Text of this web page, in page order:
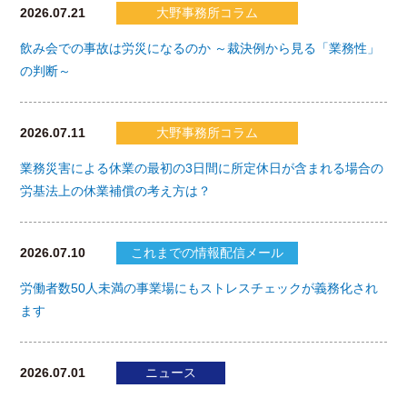
2026.07.21 大野事務所コラム
飲み会での事故は労災になるのか ～裁決例から見る「業務性」
の判断～
2026.07.11 大野事務所コラム
業務災害による休業の最初の3日間に所定休日が含まれる場合の
労基法上の休業補償の考え方は？
2026.07.10 これまでの情報配信メール
労働者数50人未満の事業場にもストレスチェックが義務化され
ます
2026.07.01 ニュース